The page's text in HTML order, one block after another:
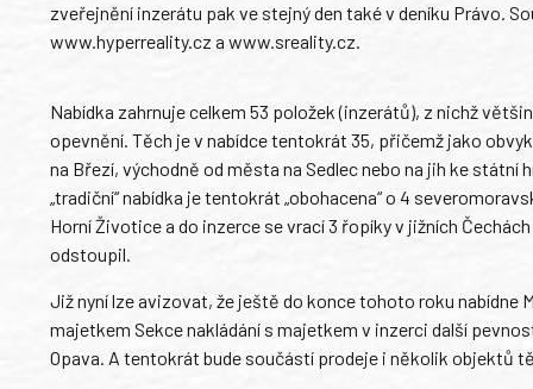
zveřejnění inzerátu pak ve stejný den také v deníku Právo.
www.hyperreality.cz a www.sreality.cz.
Nabídka zahrnuje celkem 53 položek (inzerátů), z nichž
opevnění. Těch je v nabídce tentokrát 35, přičemž jako
na Březí, východně od města na Sedlec nebo na jih ke státní
„tradiční“ nabídka je tentokrát „obohacena“ o 4
Horní Životice a do inzerce se vrací 3 řopíky v jižních
odstoupil.
Již nyní lze avizovat, že ještě do konce tohoto roku
majetkem Sekce nakládání s majetkem v inzerci další
Opava. A tentokrát bude součástí prodeje i několik objektů